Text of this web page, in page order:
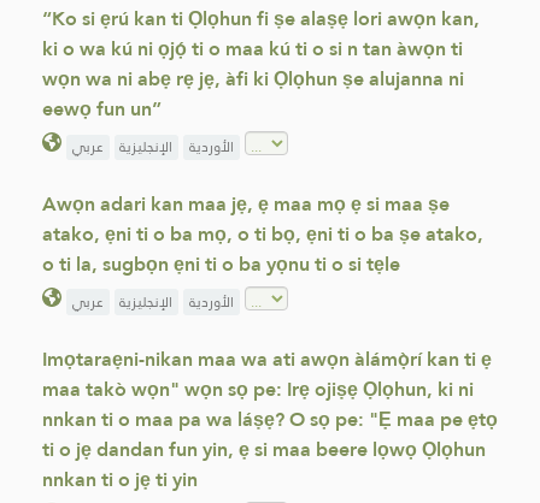
“Ko si ẹrú kan ti Ọlọhun fi ṣe alaṣẹ lori awọn kan,
ki o wa kú ni ọjọ́ ti o maa kú ti o si n tan àwọn ti
wọn wa ni abẹ rẹ jẹ, àfi ki Ọlọhun ṣe alujanna ni
eewọ fun un”
عربي الإنجليزية الأوردية
Awọn adari kan maa jẹ, ẹ maa mọ ẹ si maa ṣe
atako, ẹni ti o ba mọ, o ti bọ, ẹni ti o ba ṣe atako,
o ti la, sugbọn ẹni ti o ba yọnu ti o si tẹle
عربي الإنجليزية الأوردية
Imọtaraẹni-nikan maa wa ati awọn àlámọ̀rí kan ti ẹ
maa takò wọn" wọn sọ pe: Irẹ ojiṣẹ Ọlọhun, ki ni
nnkan ti o maa pa wa láṣẹ? O sọ pe: "Ẹ maa pe ẹtọ
ti o jẹ dandan fun yin, ẹ si maa beere lọwọ Ọlọhun
nnkan ti o jẹ ti yin